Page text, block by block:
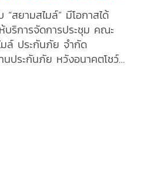
น) ดันธุรกิจด้านงาน
ว์ศักยภาพ สู่การเข้าเป็น
ช้และเชื่อถือถือได้สูงสุด
ไมล์” มีโอกาสได้
บริการจัดการประชุม คณะ
ล์ ประกันภัย จำกัด
ประกันภัย หวังอนาคตโชว์
ษัทประกันภัยที่สะดวกใช้และ